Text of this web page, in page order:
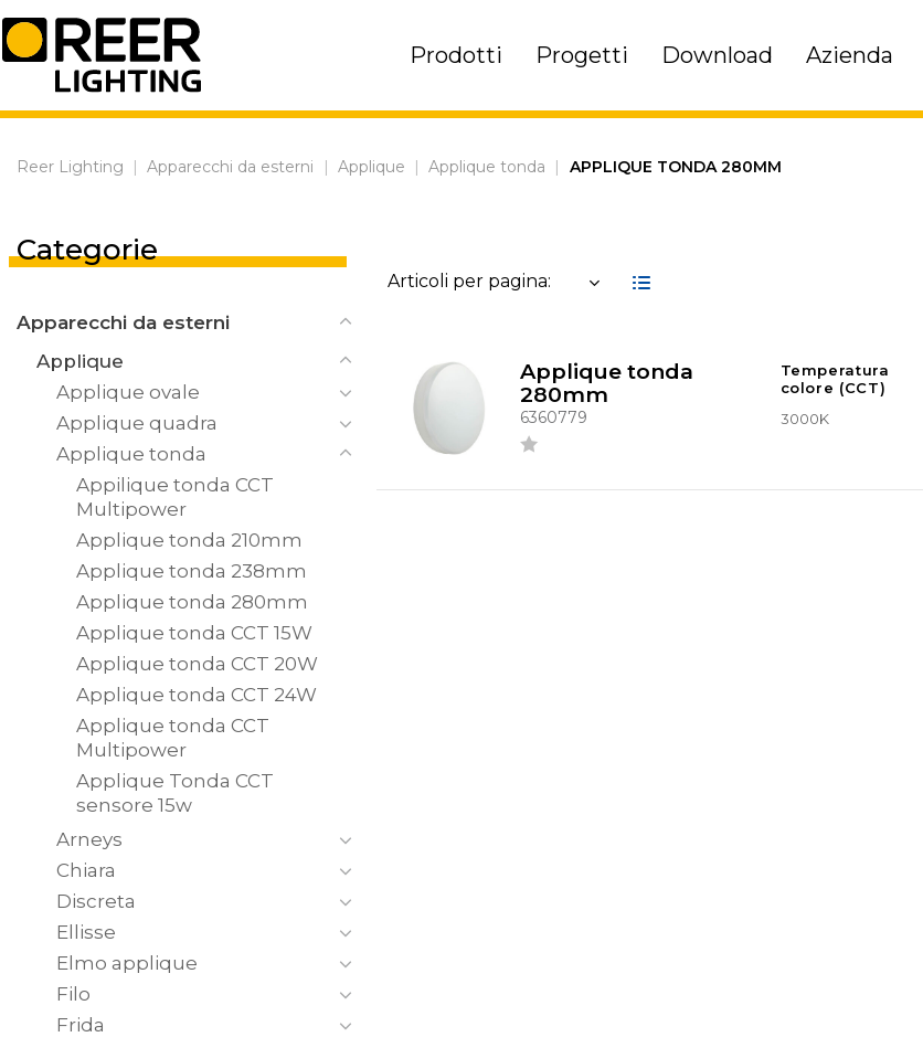
Skip
to
content
Prodotti Progetti Download Azienda
Reer Lighting Apparecchi da esterni Applique Applique tonda APPLIQUE TONDA 280MM
Categorie
Apparecchi da esterni
Applique
Applique ovale
Applique quadra
Applique tonda
Appilique tonda CCT
Multipower
Applique tonda 210mm
Applique tonda 238mm
Applique tonda 280mm
Applique tonda CCT 15W
Applique tonda CCT 20W
Applique tonda CCT 24W
Applique tonda CCT
Multipower
Applique Tonda CCT
sensore 15w
Arneys
Chiara
Discreta
Ellisse
Elmo applique
Filo
Frida
Articoli per pagina:
Applique tonda
280mm
6360779
Temperatura
colore (CCT)
3000K